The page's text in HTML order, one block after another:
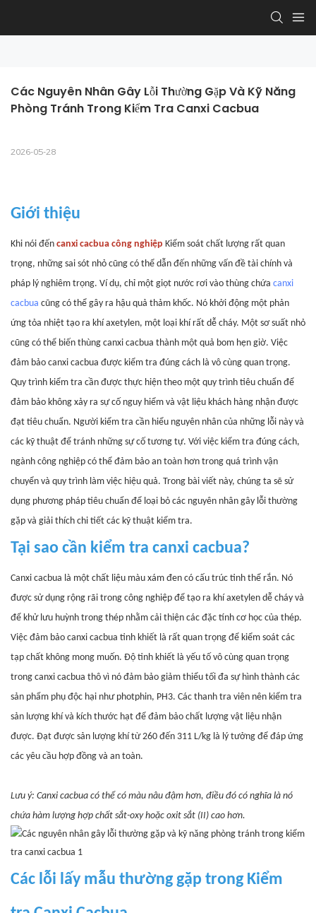
Các Nguyên Nhân Gây Lỗi Thường Gặp Và Kỹ Năng
Phòng Tránh Trong Kiểm Tra Canxi Cacbua
2026-05-28
Giới thiệu
Khi nói đến canxi cacbua công nghiệp Kiểm soát chất lượng rất quan
trọng, những sai sót nhỏ cũng có thể dẫn đến những vấn đề tài chính và
pháp lý nghiêm trọng. Ví dụ, chỉ một giọt nước rơi vào thùng chứa canxi
cacbua cũng có thể gây ra hậu quả thảm khốc. Nó khởi động một phản
ứng tỏa nhiệt tạo ra khí axetylen, một loại khí rất dễ cháy. Một sơ suất nhỏ
cũng có thể biến thùng canxi cacbua thành một quả bom hẹn giờ. Việc
đảm bảo canxi cacbua được kiểm tra đúng cách là vô cùng quan trọng.
Quy trình kiểm tra cần được thực hiện theo một quy trình tiêu chuẩn để
đảm bảo không xảy ra sự cố nguy hiểm và vật liệu khách hàng nhận được
đạt tiêu chuẩn. Người kiểm tra cần hiểu nguyên nhân của những lỗi này và
các kỹ thuật để tránh những sự cố tương tự. Với việc kiểm tra đúng cách,
ngành công nghiệp có thể đảm bảo an toàn hơn trong quá trình vận
chuyển và quy trình làm việc hiệu quả. Trong bài viết này, chúng ta sẽ sử
dụng phương pháp tiêu chuẩn để loại bỏ các nguyên nhân gây lỗi thường
gặp và giải thích chi tiết các kỹ thuật kiểm tra.
Tại sao cần kiểm tra canxi cacbua?
Canxi cacbua là một chất liệu màu xám đen có cấu trúc tinh thể rắn. Nó
được sử dụng rộng rãi trong công nghiệp để tạo ra khí axetylen dễ cháy và
để khử lưu huỳnh trong thép nhằm cải thiện các đặc tính cơ học của thép.
Việc đảm bảo canxi cacbua tinh khiết là rất quan trọng để kiểm soát các
tạp chất không mong muốn. Độ tinh khiết là yếu tố vô cùng quan trọng
trong canxi cacbua thô vì nó đảm bảo giảm thiểu tối đa sự hình thành các
sản phẩm phụ độc hại như photphin, PH3. Các thanh tra viên nên kiểm tra
sản lượng khí và kích thước hạt để đảm bảo chất lượng vật liệu nhận
được. Đạt được sản lượng khí từ 260 đến 311 L/kg là lý tưởng để đáp ứng
các yêu cầu hợp đồng và an toàn.
Lưu ý: Canxi cacbua có thể có màu nâu đậm hơn, điều đó có nghĩa là nó
chứa hàm lượng hợp chất sắt-oxy hoặc oxit sắt (II) cao hơn.
Các lỗi lấy mẫu thường gặp trong Kiểm